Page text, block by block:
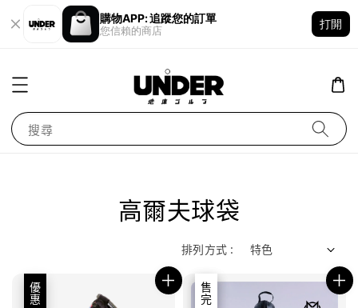
購物APP: 追蹤您的訂單
您信賴的商店
打開
搜尋
高爾夫球袋
排列方式 :
優惠 優惠
售完